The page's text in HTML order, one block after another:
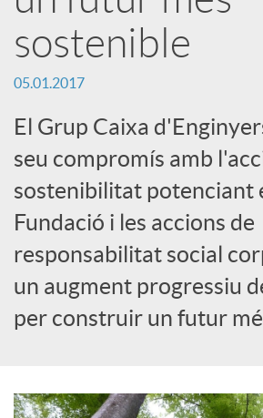
b
l
i
c
a
d
o
sostenible
05.01.2017
El Grup Caixa
seu compromís amb
sostenibilitat potenciant
Fundació i les accions de
responsabilitat social
un augment progressiu
per construir un futur